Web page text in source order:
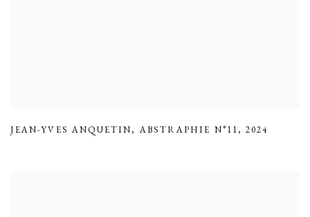
JEAN-YVES ANQUETIN,ABSTRAPHIE N°11, 2024